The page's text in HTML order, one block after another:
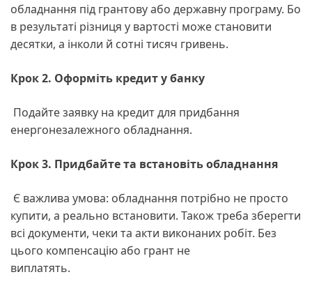
обладнання під грантову або державну програму. Бо
в результаті різниця у вартості може становити
десятки, а інколи й сотні тисяч гривень.
Крок 2. Оформіть кредит у банку
Подайте заявку на кредит для придбання
енергонезалежного обладнання.
Крок 3. Придбайте та встановіть обладнання
Є важлива умова: обладнання потрібно не просто
купити, а реально встановити. Також треба зберегти
всі документи, чеки та акти виконаних робіт. Без
цього компенсацію або грант не
виплатять.